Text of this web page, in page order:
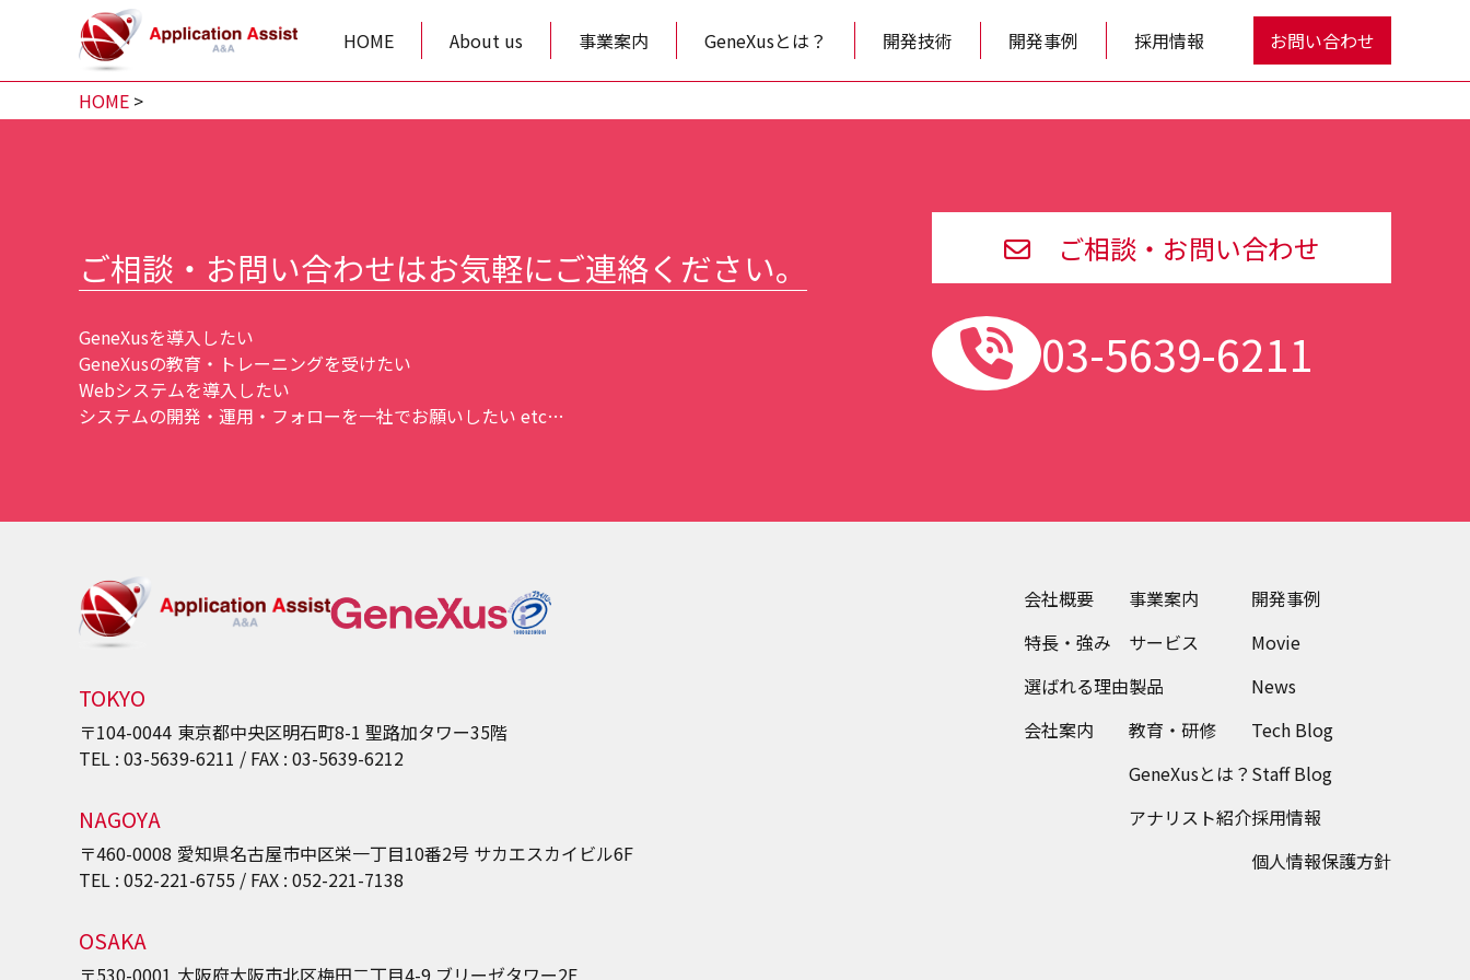
HOME About us 事業案内 GeneXusとは？ 開発技術 開発事例 採用情報 お問い合わせ
HOME >
ご相談・お問い合わせはお気軽にご連絡ください。
GeneXusを導入したい
GeneXusの教育・トレーニングを受けたい
Webシステムを導入したい
システムの開発・運用・フォローを一社でお願いしたい etc…
ご相談・お問い合わせ
03-5639-6211
TOKYO
〒104-0044 東京都中央区明石町8-1 聖路加タワー35階
TEL : 03-5639-6211 / FAX : 03-5639-6212
NAGOYA
〒460-0008 愛知県名古屋市中区栄一丁目10番2号 サカエスカイビル6F
TEL : 052-221-6755 / FAX : 052-221-7138
OSAKA
〒530-0001 大阪府大阪市北区梅田二丁目4-9 ブリーゼタワー2F
会社概要
特長・強み
選ばれる理由
会社案内
事業案内
サービス
製品
教育・研修
GeneXusとは？
アナリスト紹介
開発事例
Movie
News
Tech Blog
Staff Blog
採用情報
個人情報保護方針